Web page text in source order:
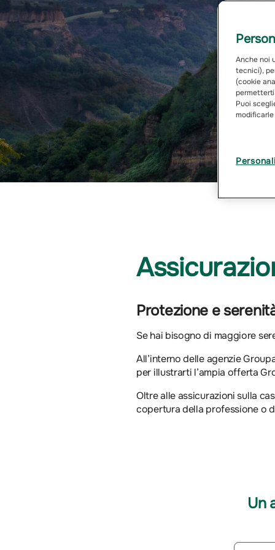
Protezione e
Se hai bisogno di maggiore
All’interno delle agenzie
per illustrarti l’ampia offerta
Oltre alle assicurazioni sulla
copertura della professione o
Un
Anche noi
tecnici),
(cookie
Puoi